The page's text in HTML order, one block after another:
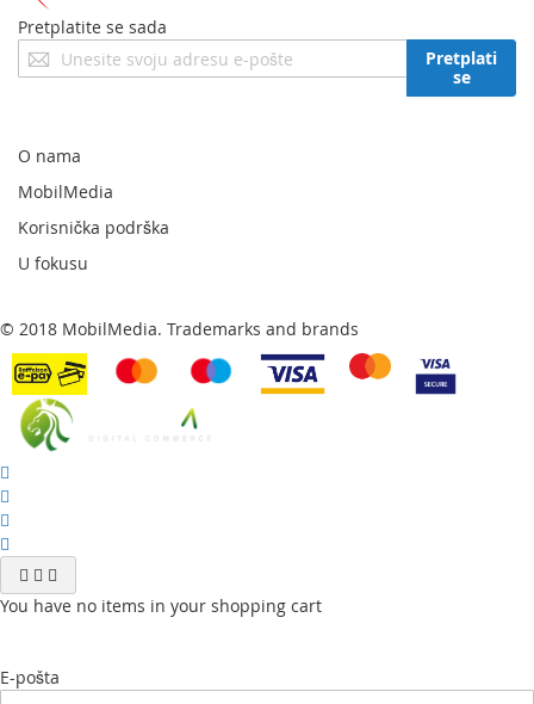
Pretplatite se sada
Prijavite
se
newsletter:
Pretplati
se
O nama
MobilMedia
Korisnička podrška
U fokusu
© 2018 MobilMedia. Trademarks and brands
You have no items in your shopping cart
E-pošta